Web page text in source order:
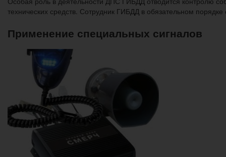
технических средств. Сотрудник ГИБДД в обязательном
Применение специальных сигналов